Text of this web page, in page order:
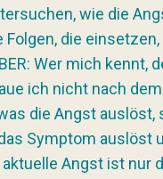
wie die
Folgen, die
Wer mich kennt,
ich nicht nach
die Angst auslöst,
Symptom auslöst
Angst ist nur